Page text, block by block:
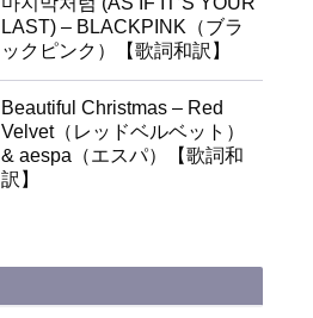
LAST) – BLACKPINK（ブラ
ックピンク）【歌詞和訳】
Beautiful Christmas – Red
Velvet（レッドベルベット）
& aespa（エスパ）【歌詞和
訳】